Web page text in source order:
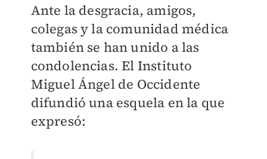
Ante la desgracia, amigos,
colegas y la comunidad médica
también se han unido a las
condolencias. El Instituto
Miguel Ángel de Occidente
difundió una esquela en la que
expresó: